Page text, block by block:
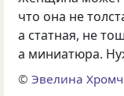
что она не
а статная, не
а миниатюра.
©Эвелина